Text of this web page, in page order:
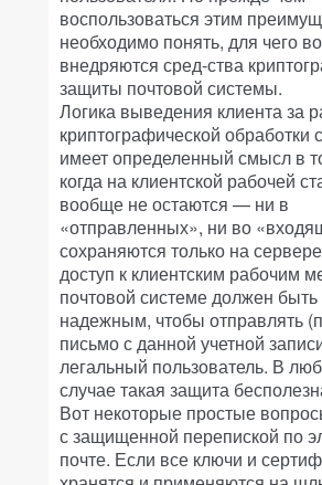
воспользоваться этим
необходимо понять, для чего
внедряются сред-ства
защиты почтовой системы.
Логика выведения клиента за
криптографической обработки
имеет определенный смысл в
когда на клиентской рабочей
вообще не остаются — ни в
«отправленных», ни во
сохраняются только на
доступ к клиентским рабочим
почтовой системе должен быть
надежным, чтобы отправлять
письмо с данной учетной
легальный пользователь. В
случае такая защита
Вот некоторые простые
с защищенной перепиской по
почте. Если все ключи и